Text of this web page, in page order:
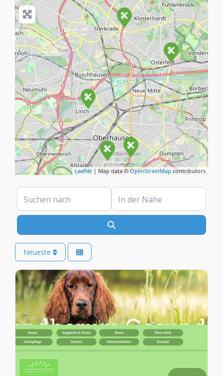
Leaflet | Map data ©OpenStreetMap contributors
Suchen nach In der Nähe
Neueste